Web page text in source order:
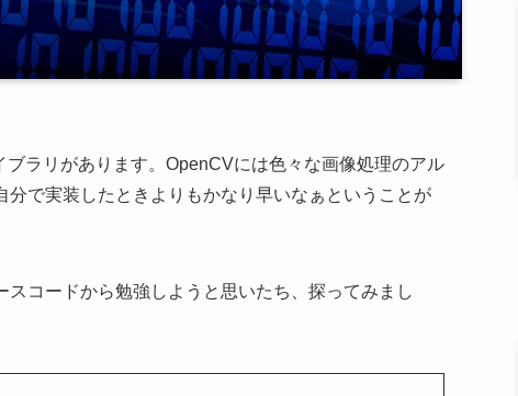
ラリがあります。OpenCVには色々な画像処理のアル
で実装したときよりもかなり早いなぁということが
スコードから勉強しようと思いたち、探ってみまし